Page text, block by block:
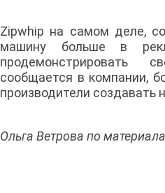
Zipwhip на самом деле,
машину больше в
сообщается в компании,
производители создавать
Ольга Ветрова по